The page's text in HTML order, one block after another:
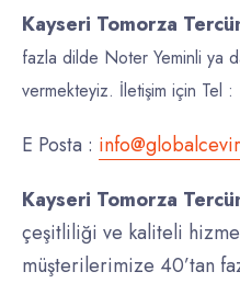
Kayseri Tomorza
fazla dilde Noter Yeminli ya
vermekteyiz. İletişim için Tel :
E Posta :
Kayseri Tomorza
çeşitliliği ve kaliteli hizmet
müşterilerimize 40’tan